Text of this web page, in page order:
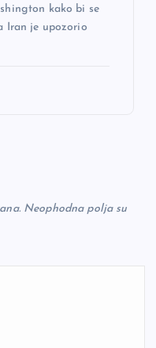
kako bi se
Iran je upozorio
Neophodna polja su